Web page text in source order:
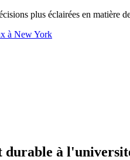
plus éclairées en matière
à New York
à